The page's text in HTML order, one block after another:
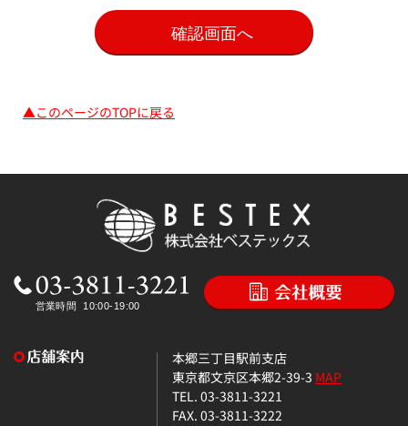
▲このページのTOPに戻る
本郷三丁目駅前支店
東京都文京区本郷2-39-3 MAP
TEL. 03-3811-3221
FAX. 03-3811-3222